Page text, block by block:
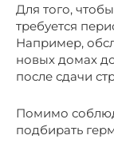
Для того,
требуется
Например,
новых домах
после сдачи
Помимо
подбирать